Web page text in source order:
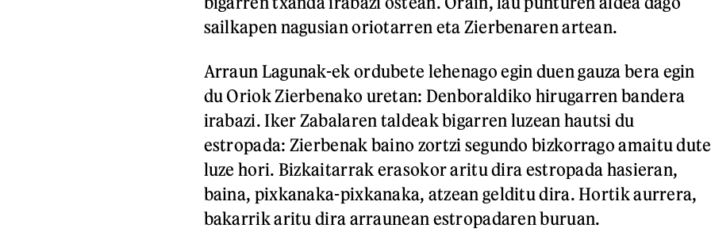
sailkapen nagusian oriotarren eta Zierbenaren artean.
Arraun Lagunak-ek ordubete lehenago egin duen gauza bera egin
du Oriok Zierbenako uretan: Denboraldiko hirugarren bandera
irabazi. Iker Zabalaren taldeak bigarren luzean hautsi du
estropada: Zierbenak baino zortzi segundo bizkorrago amaitu dute
luze hori. Bizkaitarrak erasokor aritu dira estropada hasieran,
baina, pixkanaka-pixkanaka, atzean gelditu dira. Hortik aurrera,
bakarrik aritu dira arraunean estropadaren buruan.